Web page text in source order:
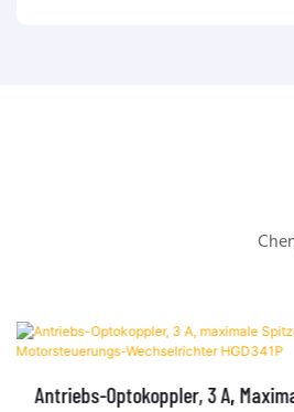
Antriebs-Optokoppler, 3 A,